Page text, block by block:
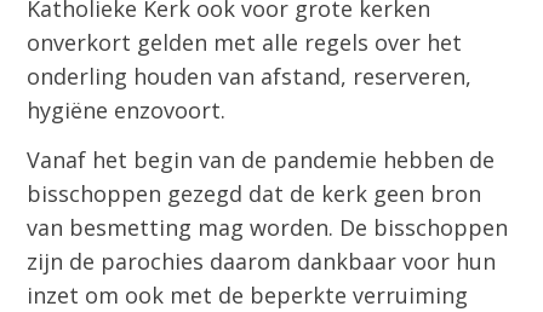
Katholieke Kerk ook voor grote kerken
onverkort gelden met alle regels over het
onderling houden van afstand, reserveren,
hygiëne enzovoort.
Vanaf het begin van de pandemie hebben de
bisschoppen gezegd dat de kerk geen bron
van besmetting mag worden. De bisschoppen
zijn de parochies daarom dankbaar voor hun
inzet om ook met de beperkte verruiming